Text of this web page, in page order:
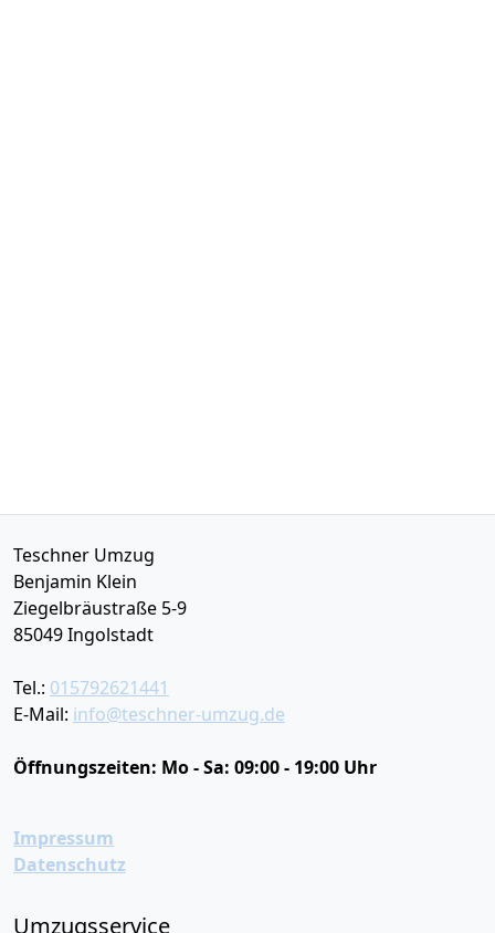
Teschner Umzug
Benjamin Klein
Ziegelbräustraße 5-9
85049Ingolstadt
Tel.: 015792621441
E-Mail: info@teschner-umzug.de
Öffnungszeiten: Mo - Sa: 09:00 - 19:00 Uhr
Impressum
Datenschutz
Umzugsservice